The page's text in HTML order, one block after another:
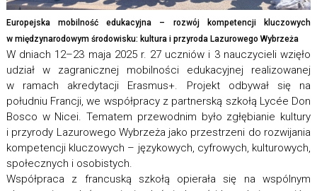
Europejska mobilność edukacyjna – rozwój kompetencji kluczowych
w międzynarodowym środowisku: kultura i przyroda Lazurowego Wybrzeża
W dniach 12–23 maja 2025 r. 27 uczniów i 3 nauczycieli wzięło
udział w zagranicznej mobilności edukacyjnej realizowanej
w ramach akredytacji Erasmus+. Projekt odbywał się na
południu Francji, we współpracy z partnerską szkołą Lycée Don
Bosco w Nicei. Tematem przewodnim było zgłębianie kultury
i przyrody Lazurowego Wybrzeża jako przestrzeni do rozwijania
kompetencji kluczowych – językowych, cyfrowych, kulturowych,
społecznych i osobistych.
Współpraca z francuską szkołą opierała się na wspólnym